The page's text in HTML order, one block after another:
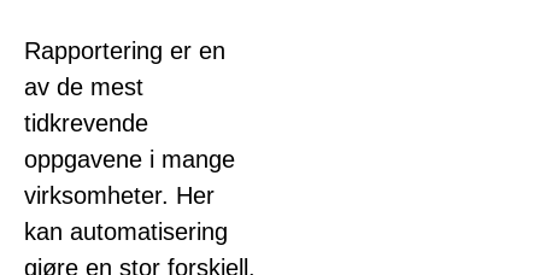
Rapportering er en
av de mest
tidkrevende
oppgavene i mange
virksomheter. Her
kan automatisering
gjøre en stor forskjell.